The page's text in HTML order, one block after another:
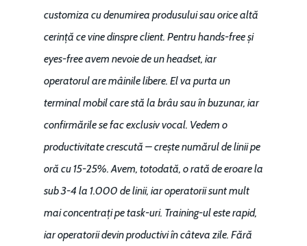
customiza cu denumirea produsului sau orice altă
cerință ce vine dinspre client. Pentru hands-free și
eyes-free avem nevoie de un headset, iar
operatorul are mâinile libere. El va purta un
terminal mobil care stă la brâu sau în buzunar, iar
confirmările se fac exclusiv vocal. Vedem o
productivitate crescută – crește numărul de linii pe
oră cu 15-25%. Avem, totodată, o rată de eroare la
sub 3-4 la 1.000 de linii, iar operatorii sunt mult
mai concentrați pe task-uri. Training-ul este rapid,
iar operatorii devin productivi în câteva zile. Fără